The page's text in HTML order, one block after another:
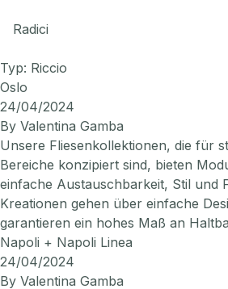
Radici
Typ: Riccio
Oslo
24/04/2024
By Valentina Gamba
Unsere Fliesenkollektionen, die für
Bereiche konzipiert sind, bieten
einfache Austauschbarkeit, Stil und
Kreationen gehen über einfache
garantieren ein hohes Maß an
Napoli + Napoli Linea
24/04/2024
By Valentina Gamba